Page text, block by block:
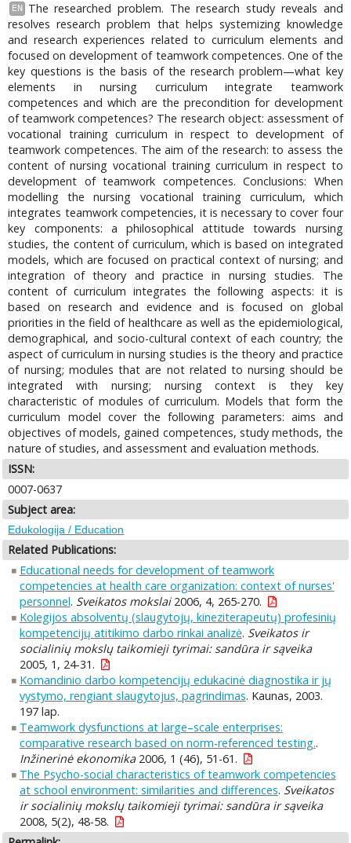
EN
The researched problem. The research study reveals and
resolves research problem that helps systemizing knowledge
and research experiences related to curriculum elements and
focused on development of teamwork competences. One of the
key questions is the basis of the research problem—what key
elements in nursing curriculum integrate teamwork
competences and which are the precondition for development
of teamwork competences? The research object: assessment of
vocational training curriculum in respect to development of
teamwork competences. The aim of the research: to assess the
content of nursing vocational training curriculum in respect to
development of teamwork competences. Conclusions: When
modelling the nursing vocational training curriculum, which
integrates teamwork competencies, it is necessary to cover four
key components: a philosophical attitude towards nursing
studies, the content of curriculum, which is based on integrated
models, which are focused on practical context of nursing; and
integration of theory and practice in nursing studies. The
content of curriculum integrates the following aspects: it is
based on research and evidence and is focused on global
priorities in the field of healthcare as well as the epidemiological,
demographical, and socio-cultural context of each country; the
aspect of curriculum in nursing studies is the theory and practice
of nursing; modules that are not related to nursing should be
integrated with nursing; nursing context is they key
characteristic of modules of curriculum. Models that form the
curriculum model cover the following parameters: aims and
objectives of models, gained competences, study methods, the
nature of studies, and assessment and evaluation methods.
ISSN:
0007-0637
Subject area:
Edukologija / Education
Related Publications:
Educational needs for development of teamwork
competencies at health care organization: context of nurses'
personnel. Sveikatos mokslai2006, 4, 265-270.
Kolegijos absolventų (slaugytojų, kineziterapeutų) profesinių
kompetencijų atitikimo darbo rinkai analizė. Sveikatos ir
socialinių mokslų taikomieji tyrimai: sandūra ir sąveika
2005, 1, 24-31.
Komandinio darbo kompetencijų edukacinė diagnostika ir jų
vystymo, rengiant slaugytojus, pagrindimas. Kaunas, 2003.
197 lap.
Teamwork dysfunctions at large–scale enterprises:
comparative research based on norm-referenced testing..
Inžinerinė ekonomika2006, 1 (46), 51-61.
The Psycho-social characteristics of teamwork competencies
at school environment: similarities and differences. Sveikatos
ir socialinių mokslų taikomieji tyrimai: sandūra ir sąveika
2008, 5(2), 48-58.